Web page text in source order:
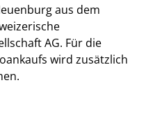
aus dem
AG. Für die
wird zusätzlich